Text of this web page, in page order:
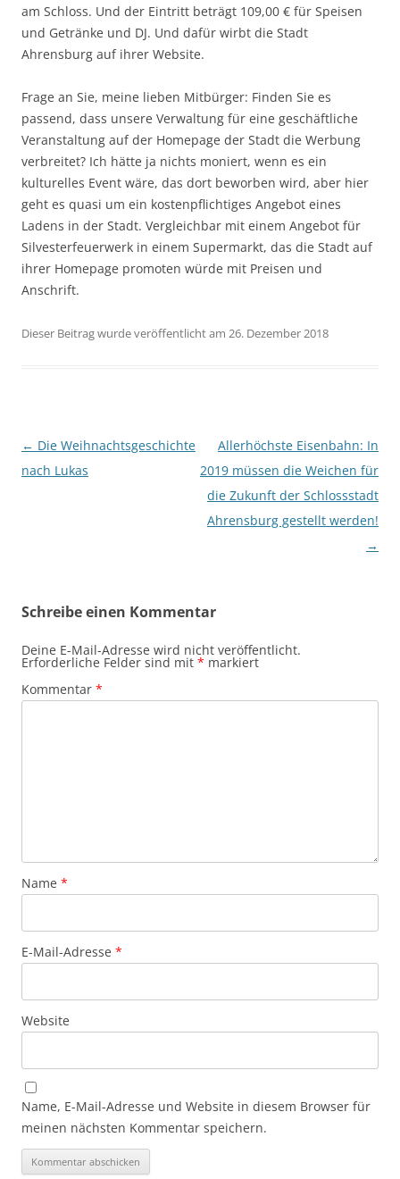
am Schloss. Und der Eintritt beträgt 109,00 € für Speisen
und Getränke und DJ. Und dafür wirbt die Stadt
Ahrensburg auf ihrer Website.
Frage an Sie, meine lieben Mitbürger: Finden Sie es
passend, dass unsere Verwaltung für eine geschäftliche
Veranstaltung auf der Homepage der Stadt die Werbung
verbreitet? Ich hätte ja nichts moniert, wenn es ein
kulturelles Event wäre, das dort beworben wird, aber hier
geht es quasi um ein kostenpflichtiges Angebot eines
Ladens in der Stadt. Vergleichbar mit einem Angebot für
Silvesterfeuerwerk in einem Supermarkt, das die Stadt auf
ihrer Homepage promoten würde mit Preisen und
Anschrift.
Dieser Beitrag wurde veröffentlicht am 26. Dezember 2018
Beitragsnavigation
← Die Weihnachtsgeschichte
nach Lukas
Allerhöchste Eisenbahn: In
2019 müssen die Weichen für
die Zukunft der Schlossstadt
Ahrensburg gestellt werden!
→
Schreibe einen Kommentar
Deine E-Mail-Adresse wird nicht veröffentlicht.
Erforderliche Felder sind mit * markiert
Kommentar *
Name *
E-Mail-Adresse *
Website
Name, E-Mail-Adresse und Website in diesem Browser für
meinen nächsten Kommentar speichern.